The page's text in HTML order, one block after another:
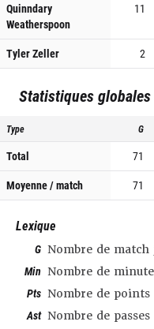
Quinndary
Weatherspoon
11
Tyler Zeller 2
Statistiques
Type G
Total 71
Moyenne / match
71
Lexique
G Nombre de match
Min Nombre de
Pts Nombre de points
Ast Nombre de